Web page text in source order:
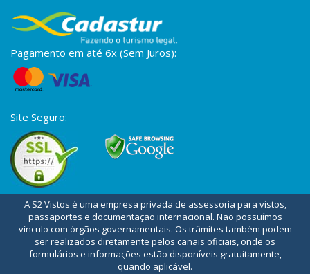
Pagamento em até 6x (Sem Juros):
Site Seguro:
A S2 Vistos é uma empresa privada de assessoria para vistos,
passaportes e documentação internacional. Não possuímos
vínculo com órgãos governamentais. Os trâmites também podem
ser realizados diretamente pelos canais oficiais, onde os
formulários e informações estão disponíveis gratuitamente,
quando aplicável.